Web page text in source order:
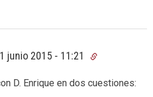
1 junio 2015 - 11:21
D. Enrique en dos cuestiones: